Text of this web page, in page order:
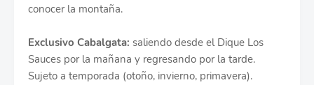
conocer la montaña.
Exclusivo Cabalgata: saliendo desde el Dique Los
Sauces por la mañana y regresando por la tarde.
Sujeto a temporada (otoño, invierno, primavera).